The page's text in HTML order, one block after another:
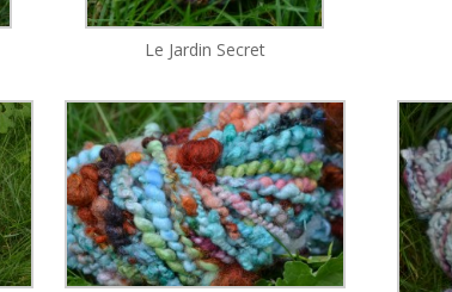
Le Jardin Secret